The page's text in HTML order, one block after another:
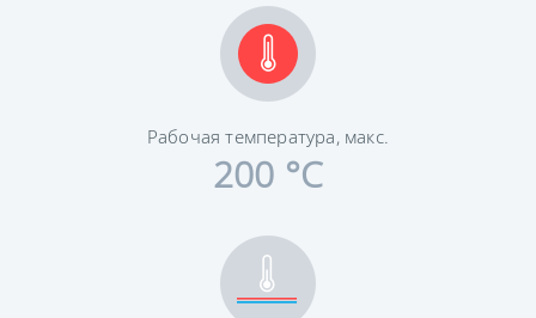
Рабочая температура, макс.
200 °C